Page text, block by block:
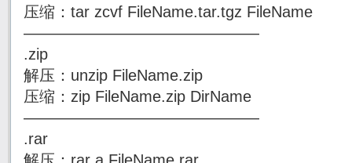
压缩：tar zcvf FileName.tar.tgz FileName
———————————————
.zip
解压：unzip FileName.zip
压缩：zip FileName.zip DirName
———————————————
.rar